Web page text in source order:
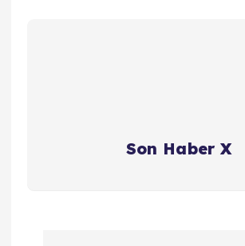
Son Haber X